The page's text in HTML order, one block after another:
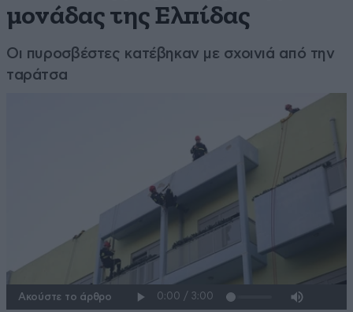
μονάδας της Ελπίδας
Οι πυροσβέστες κατέβηκαν με σχοινιά από την
ταράτσα
Ακούστε το άρθρο